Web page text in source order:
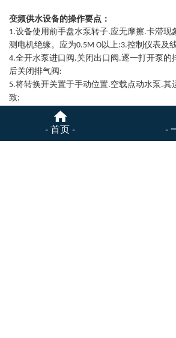
变频供水设备的操作要点：
1.设备使用前手盘水泵转子.应无摩擦.卡滞现
测电机绝缘。应为0.5M O以上:3.控制仪表及
4.全开水泵进口阀 .关闭出口阀 .逐一打开泵的
后关闭排气阀 :
5.将转换开关置于手动位置.空载点动水泵 .其
致;
手动逐台启停水泵 检查水泵运转无异常现
- 首页 - -